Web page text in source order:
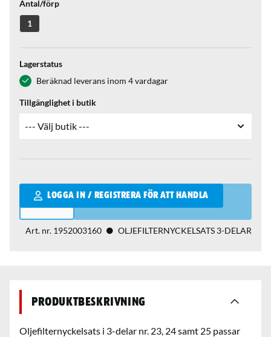
Antal/förp
1
Lagerstatus
Beräknad leverans inom 4 vardagar
Tillgänglighet i butik
LOGGA IN / REGISTRERA FÖR ATT HANDLA
Qantity
Art. nr. 1952003160 OLJEFILTERNYCKELSATS 3-DELAR
Produktbeskrivning
Oljefilternyckelsats i 3-delar nr. 23, 24 samt 25 passar